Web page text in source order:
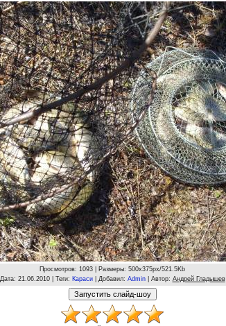
Просмотров: 1093 | Размеры: 500x375px/521.5Kb
Дата: 21.06.2010 | Теги: Караси| Добавил: Admin| Автор: Андрей Гладышев